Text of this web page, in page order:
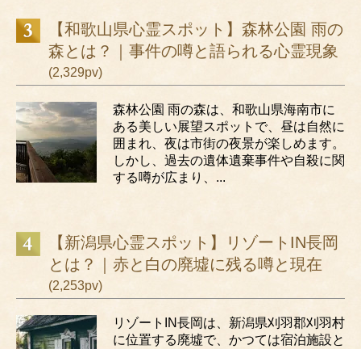
【和歌山県心霊スポット】森林公園 雨の
森とは？｜事件の噂と語られる心霊現象
(2,329pv)
森林公園 雨の森は、和歌山県海南市に
ある美しい展望スポットで、昼は自然に
囲まれ、夜は市街の夜景が楽しめます。
しかし、過去の遺体遺棄事件や自殺に関
する噂が広まり、...
【新潟県心霊スポット】リゾートIN長岡
とは？｜赤と白の廃墟に残る噂と現在
(2,253pv)
リゾートIN長岡は、新潟県刈羽郡刈羽村
に位置する廃墟で、かつては宿泊施設と